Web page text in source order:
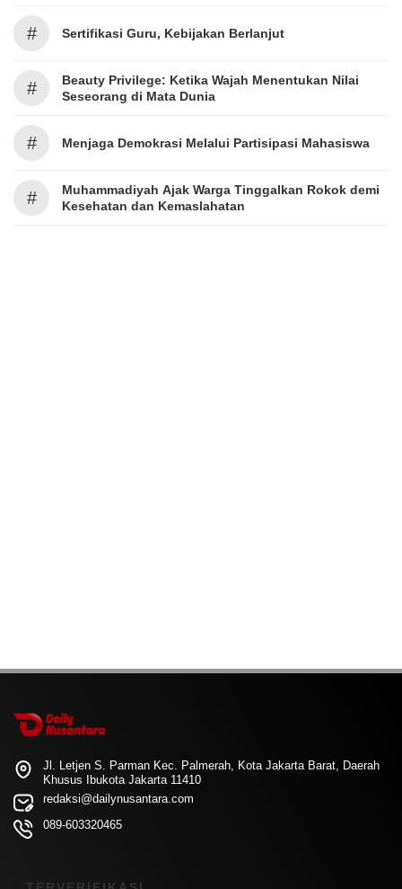
# Sertifikasi Guru, Kebijakan Berlanjut
#
Beauty Privilege: Ketika Wajah Menentukan Nilai
Seseorang di Mata Dunia
# Menjaga Demokrasi Melalui Partisipasi Mahasiswa
#
Muhammadiyah Ajak Warga Tinggalkan Rokok demi
Kesehatan dan Kemaslahatan
Jl. Letjen S. Parman Kec. Palmerah, Kota Jakarta Barat, Daerah
Khusus Ibukota Jakarta 11410
redaksi@dailynusantara.com
089-603320465